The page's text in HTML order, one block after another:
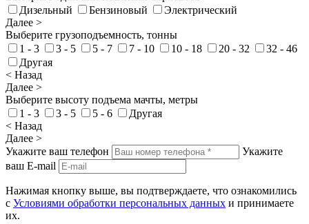
Дизельный
Бензиновый
Электрический
Далее >
Выберите грузоподъемность, тонны
1 - 3
3 - 5 5 - 7 7 - 10 10 - 18 20 - 32
32 - 46
Другая
< Назад
Далее >
Выберите высоту подъема мачты, метры
1 - 3
3 - 5 5 - 6
Другая
< Назад
Далее >
Укажите ваш телефон
Укажите
ваш E-mail
Нажимая кнопку выше, вы подтверждаете, что ознакомились
с Условиями обработки персональных данных и принимаете
их.